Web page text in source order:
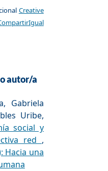
Creative
autor/a
Gabriela
Uribe,
social y
red ,
Hacia una